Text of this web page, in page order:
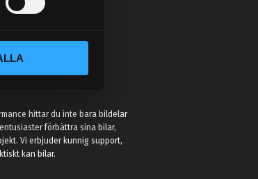
hittar du inte bara bildelar
förbättra sina bilar,
Vi erbjuder kunnig support,
kan bilar.